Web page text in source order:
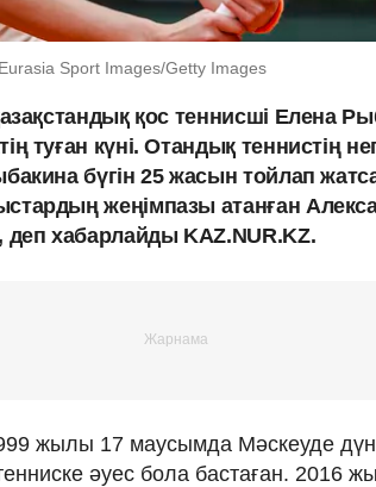
Sport Images/Getty Images
қос теннисші Елена
туған күні. Отандық теннистің
бүгін 25 жасын тойлап
жеңімпазы атанған
хабарлайды KAZ.NUR.KZ.
жылы 17 маусымда Мәскеуде
әуес бола бастаған. 2016